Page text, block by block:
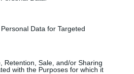
Data for Targeted
Retention, Sale, and/or Sharing
with the Purposes for which it